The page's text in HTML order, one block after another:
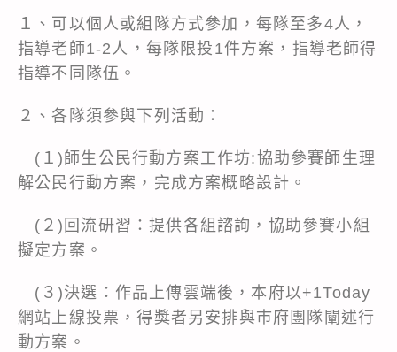
１、可以個人或組隊方式參加，每隊至多4人，
指導老師1-2人，每隊限投1件方案，指導老師得
指導不同隊伍。
２、各隊須參與下列活動：
(１)師生公民行動方案工作坊:協助參賽師生理
解公民行動方案，完成方案概略設計。
(２)回流研習：提供各組諮詢，協助參賽小組
擬定方案。
(３)決選：作品上傳雲端後，本府以+1Today
網站上線投票，得獎者另安排與巿府團隊闡述行
動方案。